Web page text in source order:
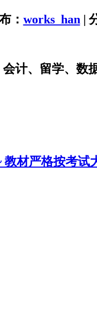
： works_han |
计、留学、
材严格按考